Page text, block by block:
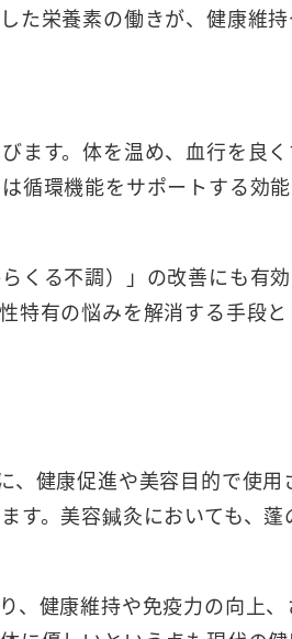
栄養素の働きが、健康維
びます。体を温め、血行を良
循環機能をサポートする効
くる不調）」の改善にも有
特有の悩みを解消する手段
健康促進や美容目的で使用
。美容鍼灸においても、
、健康維持や免疫力の向上